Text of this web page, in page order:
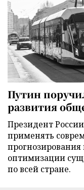
Путин
развития
Президент
применять
прогнозирования
оптимизации
по всей стране.